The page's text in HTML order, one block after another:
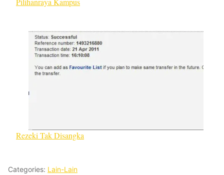
Rezeki Tak Disangka
Categories: Lain-Lain